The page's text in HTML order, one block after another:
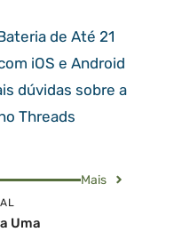
de Até 21
iOS e Android
dúvidas sobre a
Threads
Mais
Uma